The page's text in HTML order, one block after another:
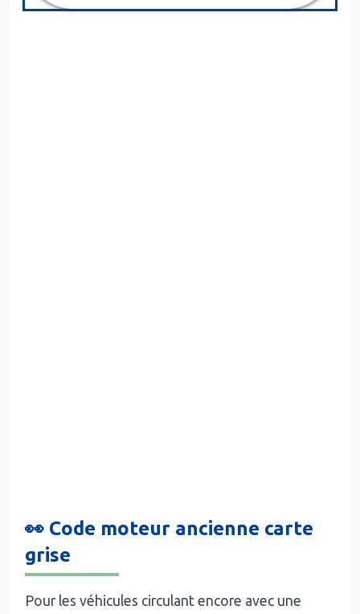
👀 Code moteur ancienne carte
grise
Pour les véhicules circulant encore avec une